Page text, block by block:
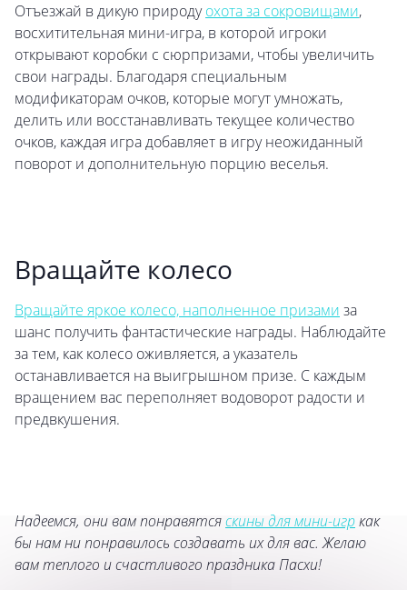
Отъезжай в дикую природуохота за сокровищами,
восхитительная мини-игра, в которой игроки
открывают коробки с сюрпризами, чтобы увеличить
свои награды. Благодаря специальным
модификаторам очков, которые могут умножать,
делить или восстанавливать текущее количество
очков, каждая игра добавляет в игру неожиданный
поворот и дополнительную порцию веселья.
Вращайте колесо
Вращайте яркое колесо, наполненное призами за
шанс получить фантастические награды. Наблюдайте
за тем, как колесо оживляется, а указатель
останавливается на выигрышном призе. С каждым
вращением вас переполняет водоворот радости и
предвкушения.
Надеемся, они вам понравятсяскины для мини-игркак
бы нам ни понравилось создавать их для вас. Желаю
вам теплого и счастливого праздника Пасхи!